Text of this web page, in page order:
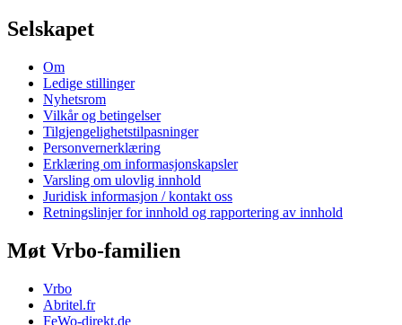
Selskapet
Om
Ledige stillinger
Nyhetsrom
Vilkår og betingelser
Tilgjengelighetstilpasninger
Personvernerklæring
Erklæring om informasjonskapsler
Varsling om ulovlig innhold
Juridisk informasjon / kontakt oss
Retningslinjer for innhold og rapportering av innhold
Møt Vrbo-familien
Vrbo
Abritel.fr
FeWo-direkt.de